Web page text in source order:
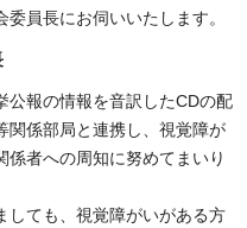
員長にお伺いいたします。
公報の情報を音訳したCDの配
関係部局と連携し、視覚障が
係者への周知に努めてまいり
しても、視覚障がいがある方